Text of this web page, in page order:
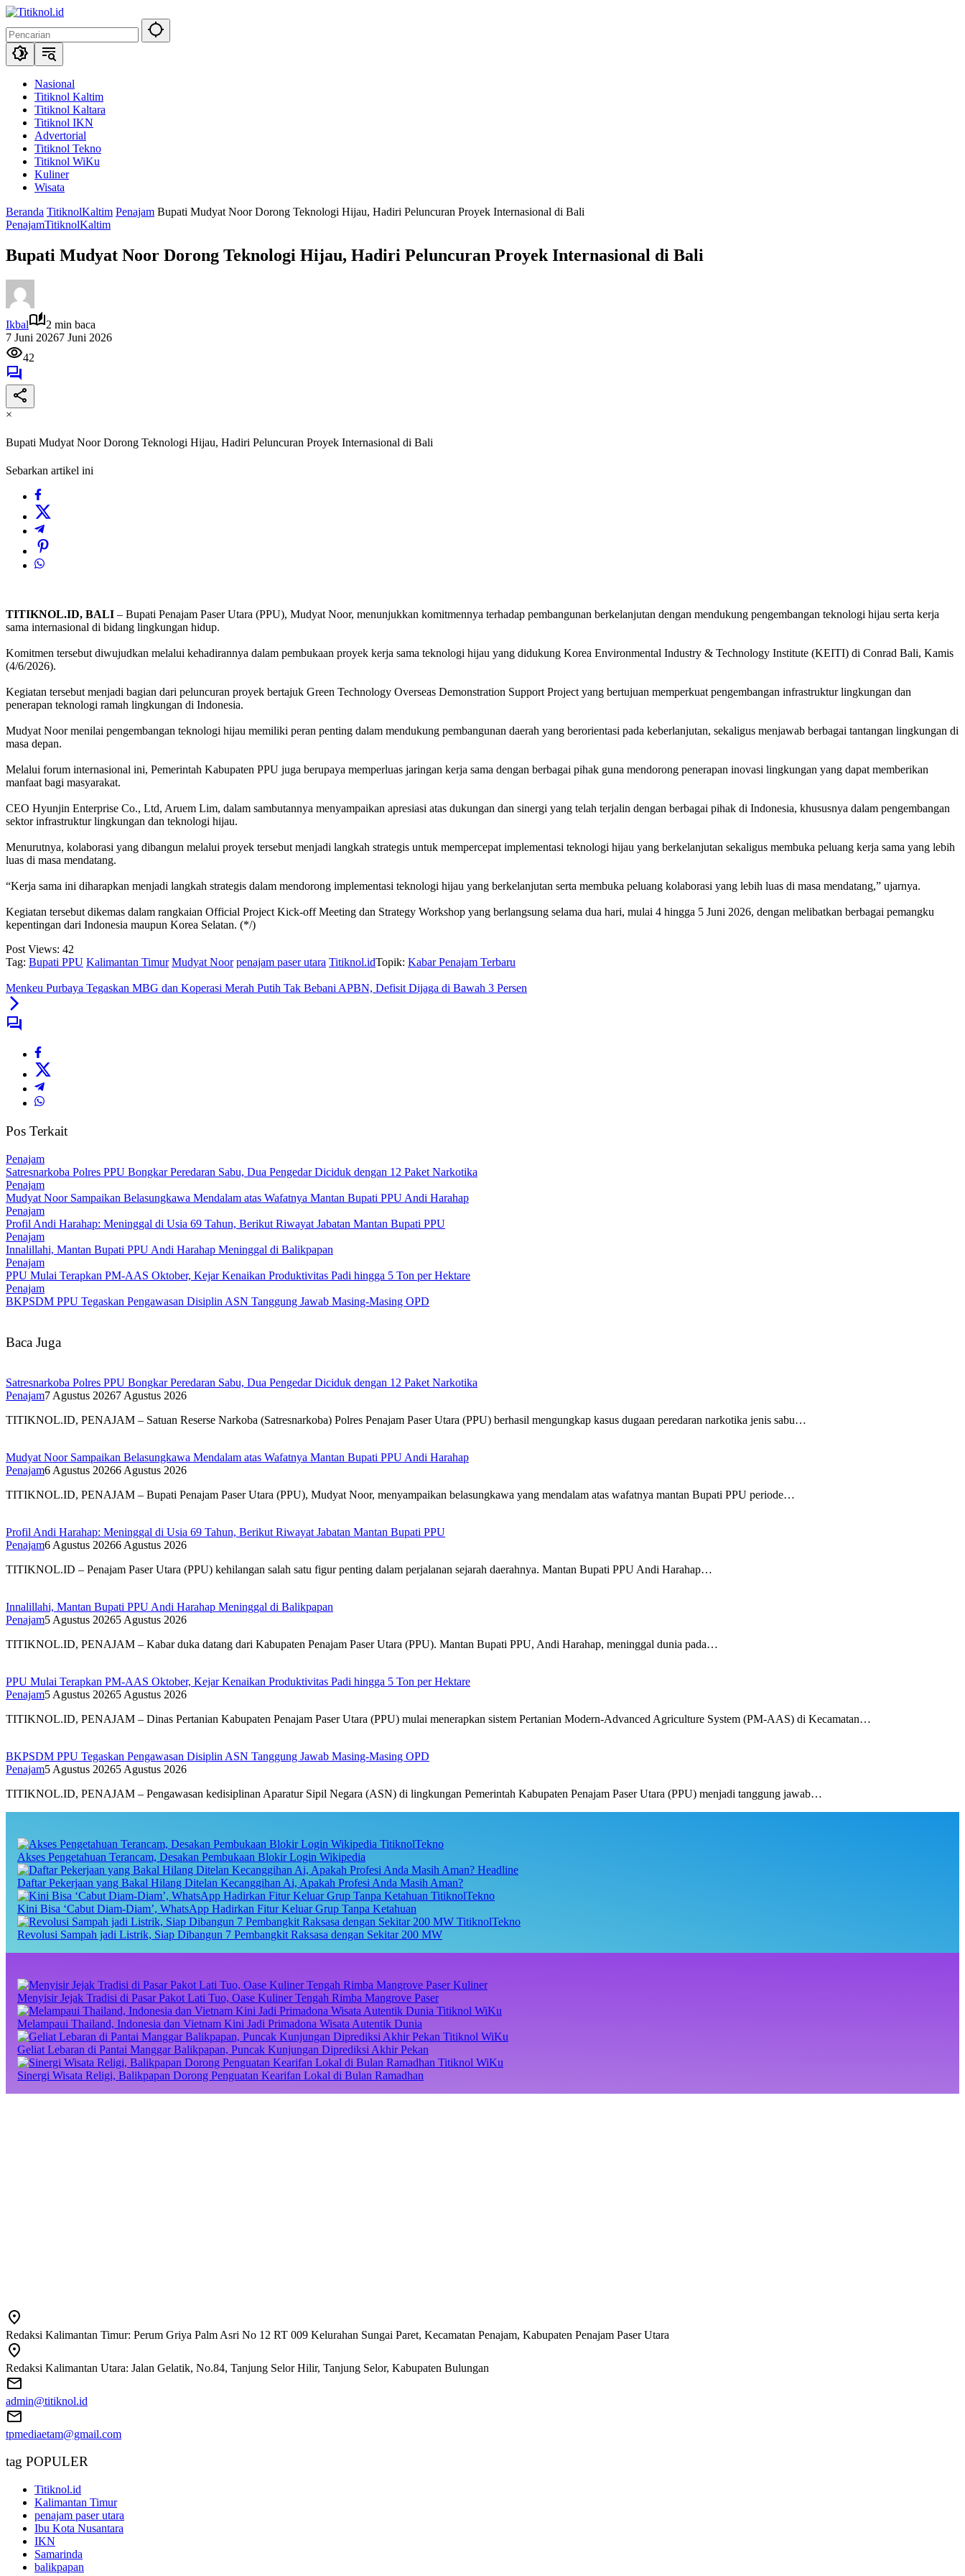
Langsung
konten
Nasional
Titiknol Kaltim
Titiknol Kaltara
Titiknol IKN
Advertorial
Titiknol Tekno
Titiknol WiKu
Kuliner
Wisata
Beranda TitiknolKaltim Penajam Bupati Mudyat Noor Dorong Teknologi Hijau, Hadiri Peluncuran Proyek Internasional di Bali
PenajamTitiknolKaltim
Bupati Mudyat Noor Dorong Teknologi Hijau, Hadiri Peluncuran Proyek Internasional di Bali
Ikbal
2 min baca
7 Juni 20267 Juni 2026
42
×
Bupati Mudyat Noor Dorong Teknologi Hijau, Hadiri Peluncuran Proyek Internasional di Bali
Sebarkan artikel ini
TITIKNOL.ID, BALI – Bupati Penajam Paser Utara (PPU), Mudyat Noor, menunjukkan komitmennya terhadap pembangunan berkelanjutan dengan mendukung pengembangan teknologi hijau serta kerja
sama internasional di bidang lingkungan hidup.
‎Komitmen tersebut diwujudkan melalui kehadirannya dalam pembukaan proyek kerja sama teknologi hijau yang didukung Korea Environmental Industry & Technology Institute (KEITI) di Conrad Bali, Kamis
(4/6/2026).
‎Kegiatan tersebut menjadi bagian dari peluncuran proyek bertajuk Green Technology Overseas Demonstration Support Project yang bertujuan memperkuat pengembangan infrastruktur lingkungan dan
penerapan teknologi ramah lingkungan di Indonesia.
‎Mudyat Noor menilai pengembangan teknologi hijau memiliki peran penting dalam mendukung pembangunan daerah yang berorientasi pada keberlanjutan, sekaligus menjawab berbagai tantangan lingkungan di
masa depan.
‎Melalui forum internasional ini, Pemerintah Kabupaten PPU juga berupaya memperluas jaringan kerja sama dengan berbagai pihak guna mendorong penerapan inovasi lingkungan yang dapat memberikan
manfaat bagi masyarakat.
‎CEO Hyunjin Enterprise Co., Ltd, Aruem Lim, dalam sambutannya menyampaikan apresiasi atas dukungan dan sinergi yang telah terjalin dengan berbagai pihak di Indonesia, khususnya dalam pengembangan
sektor infrastruktur lingkungan dan teknologi hijau.
‎Menurutnya, kolaborasi yang dibangun melalui proyek tersebut menjadi langkah strategis untuk mempercepat implementasi teknologi hijau yang berkelanjutan sekaligus membuka peluang kerja sama yang lebih
luas di masa mendatang.
‎“Kerja sama ini diharapkan menjadi langkah strategis dalam mendorong implementasi teknologi hijau yang berkelanjutan serta membuka peluang kolaborasi yang lebih luas di masa mendatang,” ujarnya.
‎Kegiatan tersebut dikemas dalam rangkaian Official Project Kick-off Meeting dan Strategy Workshop yang berlangsung selama dua hari, mulai 4 hingga 5 Juni 2026, dengan melibatkan berbagai pemangku
kepentingan dari Indonesia maupun Korea Selatan. (*/)
Post Views: 42
Tag: Bupati PPU Kalimantan Timur Mudyat Noor penajam paser utara Titiknol.idTopik: Kabar Penajam Terbaru
Menkeu Purbaya Tegaskan MBG dan Koperasi Merah Putih Tak Bebani APBN, Defisit Dijaga di Bawah 3 Persen
Pos Terkait
Penajam
Satresnarkoba Polres PPU Bongkar Peredaran Sabu, Dua Pengedar Diciduk dengan 12 Paket Narkotika
Penajam
Mudyat Noor Sampaikan Belasungkawa Mendalam atas Wafatnya Mantan Bupati PPU Andi Harahap
Penajam
Profil Andi Harahap: Meninggal di Usia 69 Tahun, Berikut Riwayat Jabatan Mantan Bupati PPU
Penajam
Innalillahi, Mantan Bupati PPU Andi Harahap Meninggal di Balikpapan
Penajam
PPU Mulai Terapkan PM-AAS Oktober, Kejar Kenaikan Produktivitas Padi hingga 5 Ton per Hektare
Penajam
BKPSDM PPU Tegaskan Pengawasan Disiplin ASN Tanggung Jawab Masing-Masing OPD
Baca Juga
Satresnarkoba Polres PPU Bongkar Peredaran Sabu, Dua Pengedar Diciduk dengan 12 Paket Narkotika
Penajam7 Agustus 20267 Agustus 2026
TITIKNOL.ID, PENAJAM – Satuan Reserse Narkoba (Satresnarkoba) Polres Penajam Paser Utara (PPU) berhasil mengungkap kasus dugaan peredaran narkotika jenis sabu…
Mudyat Noor Sampaikan Belasungkawa Mendalam atas Wafatnya Mantan Bupati PPU Andi Harahap
Penajam6 Agustus 20266 Agustus 2026
TITIKNOL.ID, PENAJAM – Bupati Penajam Paser Utara (PPU), Mudyat Noor, menyampaikan belasungkawa yang mendalam atas wafatnya mantan Bupati PPU periode…
Profil Andi Harahap: Meninggal di Usia 69 Tahun, Berikut Riwayat Jabatan Mantan Bupati PPU
Penajam6 Agustus 20266 Agustus 2026
TITIKNOL.ID – Penajam Paser Utara (PPU) kehilangan salah satu figur penting dalam perjalanan sejarah daerahnya. Mantan Bupati PPU Andi Harahap…
Innalillahi, Mantan Bupati PPU Andi Harahap Meninggal di Balikpapan
Penajam5 Agustus 20265 Agustus 2026
TITIKNOL.ID, PENAJAM – Kabar duka datang dari Kabupaten Penajam Paser Utara (PPU). Mantan Bupati PPU, Andi Harahap, meninggal dunia pada…
PPU Mulai Terapkan PM-AAS Oktober, Kejar Kenaikan Produktivitas Padi hingga 5 Ton per Hektare
Penajam5 Agustus 20265 Agustus 2026
TITIKNOL.ID, PENAJAM – Dinas Pertanian Kabupaten Penajam Paser Utara (PPU) mulai menerapkan sistem Pertanian Modern-Advanced Agriculture System (PM-AAS) di Kecamatan…
BKPSDM PPU Tegaskan Pengawasan Disiplin ASN Tanggung Jawab Masing-Masing OPD
Penajam5 Agustus 20265 Agustus 2026
TITIKNOL.ID, PENAJAM – Pengawasan kedisiplinan Aparatur Sipil Negara (ASN) di lingkungan Pemerintah Kabupaten Penajam Paser Utara (PPU) menjadi tanggung jawab…
TitiknolTekno
Akses Pengetahuan Terancam, Desakan Pembukaan Blokir Login Wikipedia
Headline
Daftar Pekerjaan yang Bakal Hilang Ditelan Kecanggihan Ai, Apakah Profesi Anda Masih Aman?
TitiknolTekno
Kini Bisa ‘Cabut Diam-Diam’, WhatsApp Hadirkan Fitur Keluar Grup Tanpa Ketahuan
TitiknolTekno
Revolusi Sampah jadi Listrik, Siap Dibangun 7 Pembangkit Raksasa dengan Sekitar 200 MW
Kuliner
Menyisir Jejak Tradisi di Pasar Pakot Lati Tuo, Oase Kuliner Tengah Rimba Mangrove Paser
Titiknol WiKu
Melampaui Thailand, Indonesia dan Vietnam Kini Jadi Primadona Wisata Autentik Dunia
Titiknol WiKu
Geliat Lebaran di Pantai Manggar Balikpapan, Puncak Kunjungan Diprediksi Akhir Pekan
Titiknol WiKu
Sinergi Wisata Religi, Balikpapan Dorong Penguatan Kearifan Lokal di Bulan Ramadhan
Redaksi Kalimantan Timur: Perum Griya Palm Asri No 12 RT 009 Kelurahan Sungai Paret, Kecamatan Penajam, Kabupaten Penajam Paser Utara
Redaksi Kalimantan Utara: Jalan Gelatik, No.84, Tanjung Selor Hilir, Tanjung Selor, Kabupaten Bulungan
admin@titiknol.id
tpmediaetam@gmail.com
tag POPULER
Titiknol.id
Kalimantan Timur
penajam paser utara
Ibu Kota Nusantara
IKN
Samarinda
balikpapan